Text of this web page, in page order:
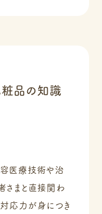
品の知識
医療技術や治
さまと直接関わ
対応力が身につき